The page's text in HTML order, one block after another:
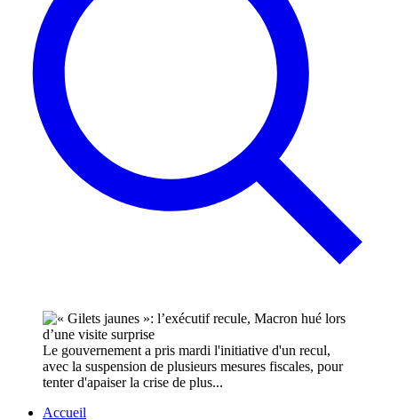
Le gouvernement a pris mardi l'initiative d'un recul,
avec la suspension de plusieurs mesures fiscales, pour
tenter d'apaiser la crise de plus...
Accueil